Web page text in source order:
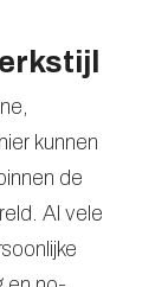
kunnen
de
Al vele